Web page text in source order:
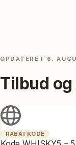
OPDATERET 6.
Tilbud
RABATKODE